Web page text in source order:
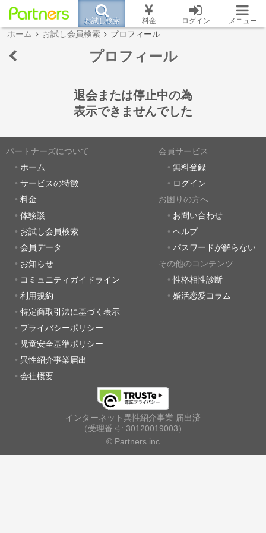
お試し検索 料金 ログイン メニュー
ホーム お試し会員検索 プロフィール
プロフィール
退会または停止中の為
表示できませんでした
パートナーズについて
ホーム
サービスの特徴
料金
体験談
お試し会員検索
会員データ
お知らせ
コミュニティガイドライン
利用規約
特定商取引法に基づく表示
プライバシーポリシー
児童安全基準ポリシー
異性紹介事業届出
会社概要
会員サービス
無料登録
ログイン
お困りの方へ
お問い合わせ
ヘルプ
パスワードが解らない
その他のコンテンツ
性格相性診断
婚活恋愛コラム
インターネット異性紹介事業 届出済
（受理番号: 30120019003）
© Partners.inc